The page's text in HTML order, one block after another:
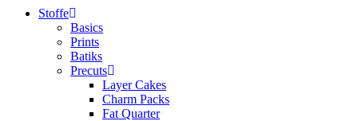
Stoffe
Basics
Prints
Batiks
Precuts
Layer Cakes
Charm Packs
Fat Quarter